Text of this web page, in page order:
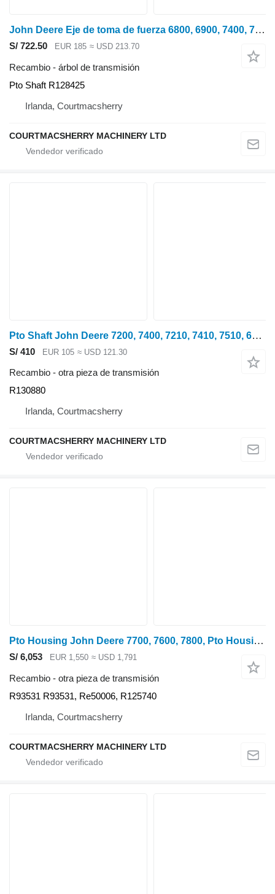
John Deere Eje de toma de fuerza 6800, 6900, 7400, 7200, 7600, 7800 R128425, R93500 Pto árbol de transmisión para tractor de ruedas
S/ 722.50 EUR 185 ≈ USD 213.70
Recambio - árbol de transmisión
Pto Shaft R128425
Irlanda, Courtmacsherry
COURTMACSHERRY MACHINERY LTD
Pto Shaft John Deere 7200, 7400, 7210, 7410, 7510, 6800, 6900, 6910 Pto Shaft R130880 para John Deere 7200, 7400, 7210, 7410, 7510, 6800, 6900, 6810, 6910, 7500, 7405 tractor de ruedas
S/ 410 EUR 105 ≈ USD 121.30
Recambio - otra pieza de transmisión
R130880
Irlanda, Courtmacsherry
COURTMACSHERRY MACHINERY LTD
Pto Housing John Deere 7700, 7600, 7800, Pto Housing R93531, Re50006, R125740 para John Deere 7600, 7700, 7800, 7200, 7400, 6800, 6900, 7500 tractor de ruedas
S/ 6,053 EUR 1,550 ≈ USD 1,791
Recambio - otra pieza de transmisión
R93531 R93531, Re50006, R125740
Irlanda, Courtmacsherry
COURTMACSHERRY MACHINERY LTD